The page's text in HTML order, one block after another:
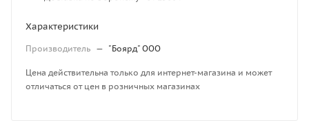
Характеристики
Производитель — "Боярд" ООО
Цена действительна только для интернет-магазина и может
отличаться от цен в розничных магазинах